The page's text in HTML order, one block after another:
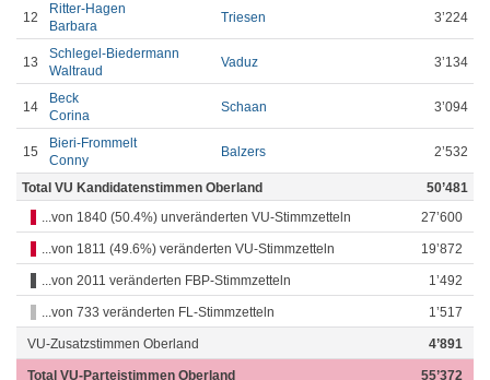
12
Ritter-Hagen
Barbara
Triesen 3’224
13
Schlegel-Biedermann
Waltraud
Vaduz 3’134
14
Beck
Corina
Schaan 3’094
15
Bieri-Frommelt
Conny
Balzers 2’532
Total VU Kandidatenstimmen Oberland
50’481
...von 1840 (50.4%) unveränderten VU-Stimmzetteln
27’600
...von 1811 (49.6%) veränderten VU-Stimmzetteln 19’872
...von 2011 veränderten FBP-Stimmzetteln 1’492
...von 733 veränderten FL-Stimmzetteln 1’517
VU-Zusatzstimmen Oberland 4’891
Total VU-Parteistimmen Oberland 55’372